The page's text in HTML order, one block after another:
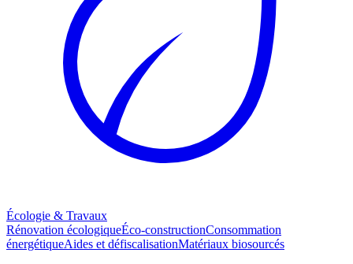
Écologie & Travaux
Rénovation écologiqueÉco-constructionConsommation
énergétiqueAides et défiscalisationMatériaux biosourcés